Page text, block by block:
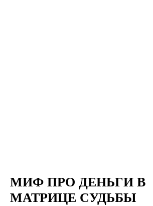
МИФ ПРО ДЕНЬГИ В
МАТРИЦЕ СУДЬБЫ